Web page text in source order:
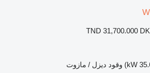
وقود ديزل / مازوت